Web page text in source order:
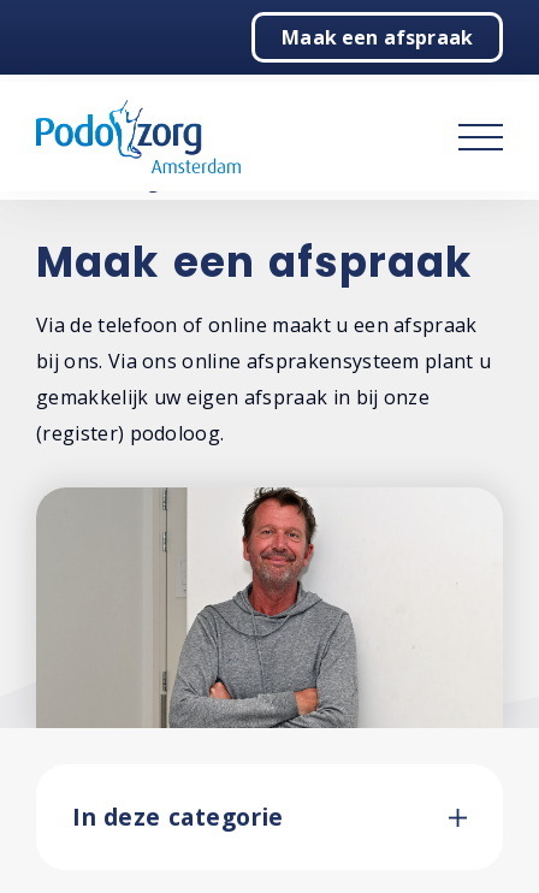
Maak een afspraak
Podologie
Behandelingen
Over ons
Contactgegevens
Steunzolen bestellen
Maak een afspraak
Niet tevreden
Maak een afspraak
Via de telefoon of online maakt u een afspraak
bij ons. Via ons online afsprakensysteem plant u
gemakkelijk uw eigen afspraak in bij onze
(register) podoloog.
In deze categorie